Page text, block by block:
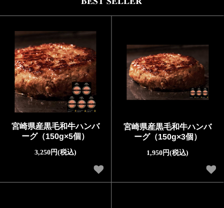
宮崎県産黒毛和牛ハンバ
ーグ（150g×5個）
3,250円(税込)
宮崎県産黒毛和牛ハンバ
ーグ（150g×3個）
1,950円(税込)